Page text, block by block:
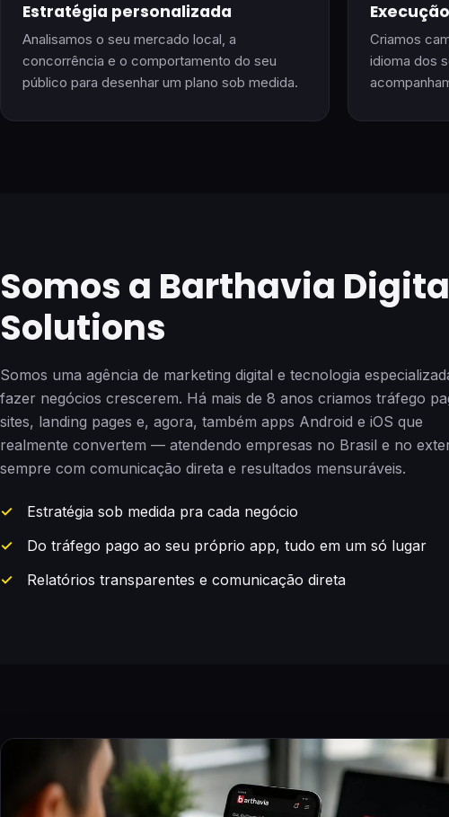
Estratégia personalizada
Analisamos o seu mercado local, a
concorrência e o comportamento do seu
público para desenhar um plano sob medida.
Criamos
idioma dos
Somos a Barthavia
Solutions
Somos uma agência de marketing digital e tecnologia
fazer negócios crescerem. Há mais de 8 anos criamos tráfego
sites, landing pages e, agora, também apps Android e iOS que
realmente convertem — atendendo empresas no Brasil e no
sempre com comunicação direta e resultados mensuráveis.
Estratégia sob medida pra cada negócio
Do tráfego pago ao seu próprio app, tudo em um só lugar
Relatórios transparentes e comunicação direta